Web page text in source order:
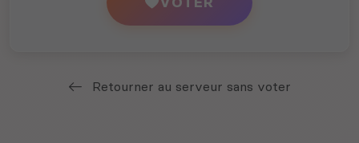
Retourner au serveur sans voter